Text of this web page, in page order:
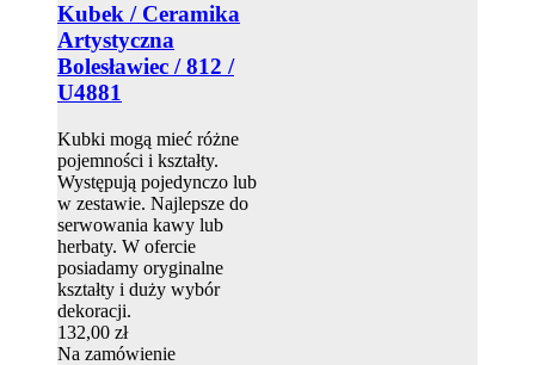
Kubek / Ceramika
Artystyczna
Bolesławiec / 812 /
U4881
Kubki mogą mieć różne
pojemności i kształty.
Występują pojedynczo lub
w zestawie. Najlepsze do
serwowania kawy lub
herbaty. W ofercie
posiadamy oryginalne
kształty i duży wybór
dekoracji.
132,00 zł
Na zamówienie